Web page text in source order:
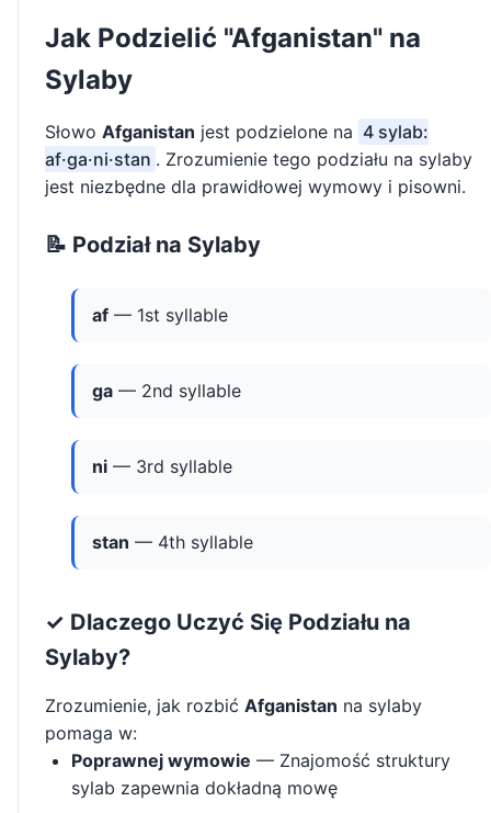
Jak Podzielić "Afganistan" na
Sylaby
Słowo Afganistan jest podzielone na 4 sylab:
af·ga·ni·stan . Zrozumienie tego podziału na sylaby
jest niezbędne dla prawidłowej wymowy i pisowni.
📝 Podział na Sylaby
af — 1st syllable
ga — 2nd syllable
ni — 3rd syllable
stan — 4th syllable
✓ Dlaczego Uczyć Się Podziału na
Sylaby?
Zrozumienie, jak rozbić Afganistan na sylaby
pomaga w:
Poprawnej wymowie — Znajomość struktury
sylab zapewnia dokładną mowę